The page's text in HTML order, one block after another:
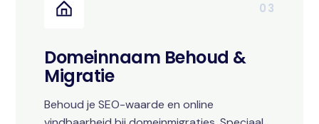
03
Domeinnaam Behoud &
Migratie
Behoud je SEO-waarde en online